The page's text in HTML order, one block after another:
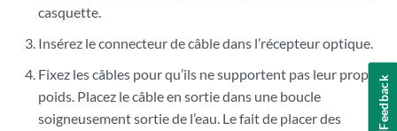
casquette.
Insérez le connecteur de câble dans l’récepteur optique.
Fixez les câbles pour qu’ils ne supportent pas leur propre
poids. Placez le câble en sortie dans une boucle
soigneusement sortie de l’eau. Le fait de placer des
Feedback